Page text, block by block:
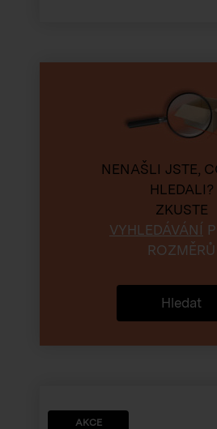
NENAŠLI JSTE,
HLEDALI?
ZKUSTE
VYHLEDÁVÁNÍ
ROZMĚRŮ
Hledat
AKCE